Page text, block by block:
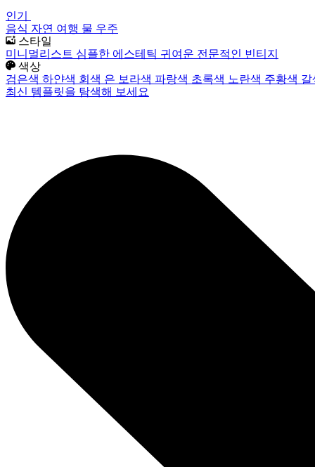
인기
음식 자연 여행 물 우주
스타일
미니멀리스트 심플한 에스테틱 귀여운 전문적인 빈티지
색상
검은색 하얀색 회색 은 보라색 파랑색 초록색 노란색 주황색
최신 템플릿을 탐색해 보세요